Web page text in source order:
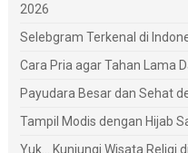
2026
Selebgram Terkenal di
Cara Pria agar Tahan Lama
Payudara Besar dan Sehat
Tampil Modis dengan Hijab
Yuk... Kunjungi Wisata Religi